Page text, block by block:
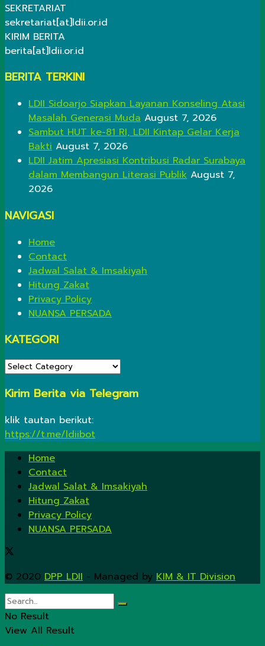
SEKRETARIAT
sekretariat[at]ldii.or.id
KIRIM BERITA
berita[at]ldii.or.id
BERITA TERKINI
LDII Sidoarjo Siapkan Layanan Konseling Atasi
Masalah Generasi Muda August 7, 2026
Sambut HUT ke-81 RI, LDII Kintap Gelar Kerja
Bakti August 7, 2026
LDII Jatim Apresiasi Kontribusi Radar Surabaya
dalam Membangun Literasi Publik August 7,
2026
NAVIGASI
Home
Contact
Jadwal Salat & Imsakiyah
Hitung Zakat
Privacy Policy
NUANSA PERSADA
KATEGORI
KATEGORI
Kirim Berita via Telegram
klik tautan berikut:
https://t.me/ldiibot
Home
Contact
Jadwal Salat & Imsakiyah
Hitung Zakat
Privacy Policy
NUANSA PERSADA
© 2020 DPP LDII - Managed by KIM & IT Division.
No Result
View All Result